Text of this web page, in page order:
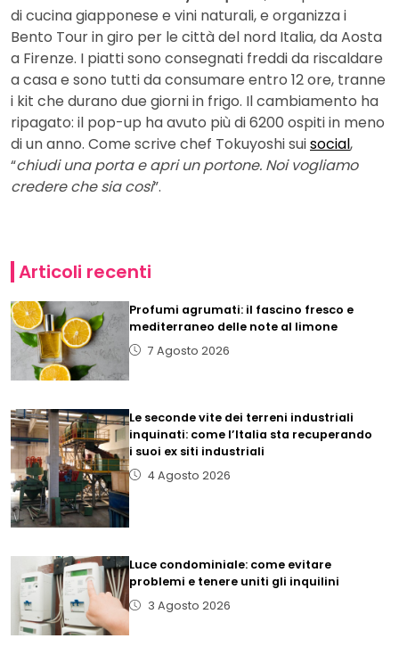
di cucina giapponese e vini naturali, e organizza i
Bento Tour in giro per le città del nord Italia, da Aosta
a Firenze. I piatti sono consegnati freddi da riscaldare
a casa e sono tutti da consumare entro 12 ore, tranne
i kit che durano due giorni in frigo. Il cambiamento ha
ripagato: il pop-up ha avuto più di 6200 ospiti in meno
di un anno. Come scrive chef Tokuyoshi suisocial,
“chiudi una porta e apri un portone. Noi vogliamo
credere che sia cosi”.
Articoli recenti
Profumi agrumati: il fascino fresco e
mediterraneo delle note al limone
7 Agosto 2026
Le seconde vite dei terreni industriali
inquinati: come l’Italia sta recuperando
i suoi ex siti industriali
4 Agosto 2026
Luce condominiale: come evitare
problemi e tenere uniti gli inquilini
3 Agosto 2026